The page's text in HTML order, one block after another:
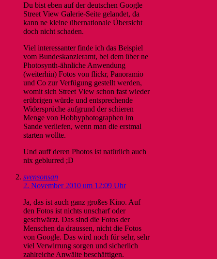
Du bist eben auf der deutschen Google
Street View Galerie-Seite gelandet, da
kann ne kleine übernationale Übersicht
doch nicht schaden.
Viel interessanter finde ich das Beispiel
vom Bundeskanzleramt, bei dem über ne
Photosynth-ähnliche Anwendung
(weiterhin) Fotos von flickr, Panoramio
und Co zur Verfügung gestellt werden,
womit sich Street View schon fast wieder
erübrigen würde und entsprechende
Widersprüche aufgrund der schieren
Menge von Hobbyphotographen im
Sande verliefen, wenn man die erstmal
starten wollte.
Und auff deren Photos ist natürlich auch
nix geblurred ;D
svensonsan
2. November 2010 um 12:09 Uhr
Ja, das ist auch ganz großes Kino. Auf
den Fotos ist nichts unscharf oder
geschwärzt. Das sind die Fotos der
Menschen da draussen, nicht die Fotos
von Google. Das wird noch für sehr, sehr
viel Verwirrung sorgen und sicherlich
zahlreiche Anwälte beschäftigen.